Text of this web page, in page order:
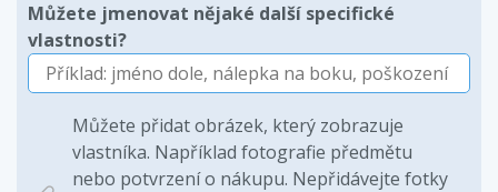
Můžete jmenovat nějaké další specifické
vlastnosti?
Můžete přidat obrázek, který zobrazuje
vlastníka. Například fotografie předmětu
nebo potvrzení o nákupu. Nepřidávejte fotky